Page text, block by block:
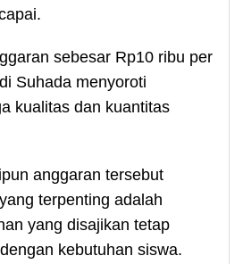
sebesar Rp10 ribu per
Suhada menyoroti
kualitas dan kuantitas
anggaran tersebut
terpenting adalah
yang disajikan tetap
kebutuhan siswa.